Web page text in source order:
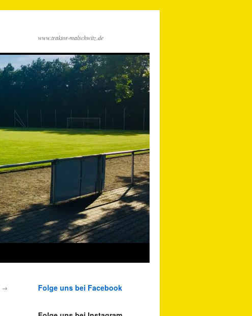
www.traktor-malschwitz.de
→ Folge uns bei Facebook